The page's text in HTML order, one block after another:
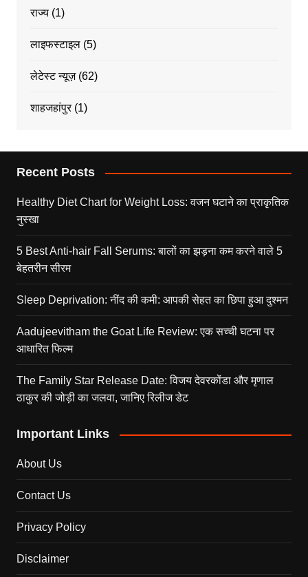
राज्य(1)
लाइफस्टाइल(5)
लेटेस्ट न्यूज़(62)
शाहजहांपुर(1)
Recent Posts
Healthy Diet Chart for Weight Loss: वजन घटाने का प्राकृतिक
नुस्खा
5 Best Anti-hair Fall Serums: बालों का झड़ना कम करने वाले 5
बेहतरीन सीरम
Sleep Deprivation: नींद की कमी: आपकी सेहत का छिपा हुआ दुश्मन
Aadujeevitham the Goat Life Review: एक सच्ची घटना पर
आधारित फिल्म
The Family Star Release Date: विजय देवरकोंडा और मृणाल
ठाकुर की जोड़ी का जलवा, जानिए रिलीज डेट
Important Links
About Us
Contact Us
Privacy Policy
Disclaimer